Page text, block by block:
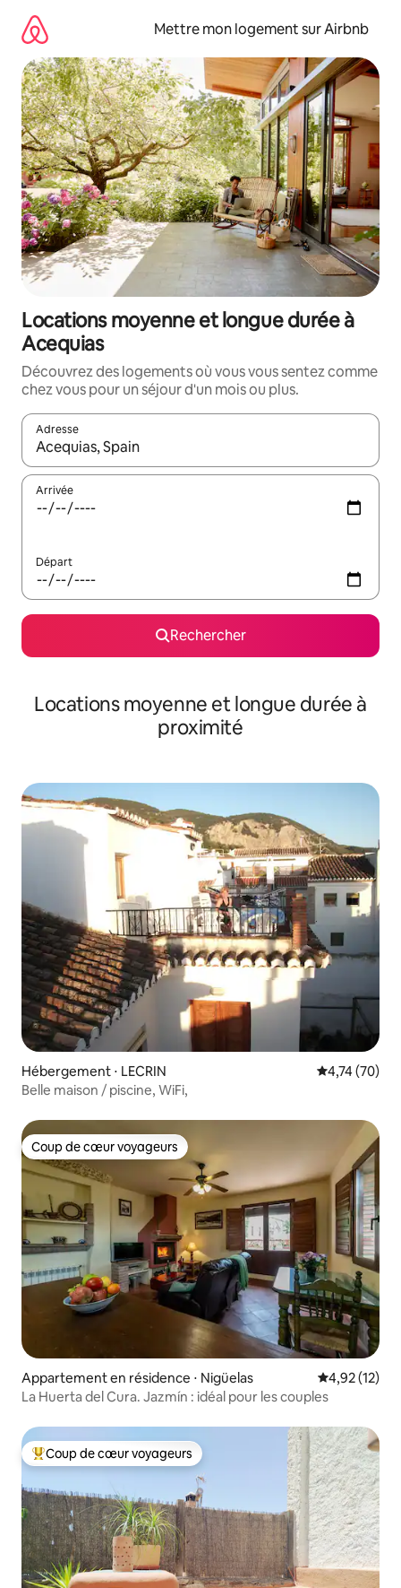
directement
contenu
Mettre mon logement sur Airbnb
Locations moyenne et longue durée à
Acequias
Découvrez des logements où vous vous sentez comme
chez vous pour un séjour d'un mois ou plus.
Adresse
Lorsque les résultats s'affichent, utilisez les flèches vers le
Arrivée
Départ
Rechercher
Locations moyenne et longue durée à
proximité
Hébergement ⋅ LECRIN Évaluation
4,74 (70)
Belle maison / piscine, WiFi,
Coup de cœur voyageurs
Coup de cœur voyageurs
Appartement en résidence ⋅ Nigüelas Évaluation
4,92 (12)
La Huerta del Cura. Jazmín : idéal pour les couples
Coups de cœur voyageurs les plus appréciés
Coup de cœur voyageurs